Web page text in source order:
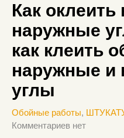
Как
наружные
как клеить
наружные и
углы
Обойные работы,
Комментариев нет